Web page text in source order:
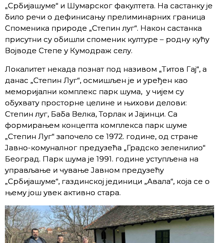
„Србијашуме“ и Шумарског факултета. На састанку је
било речи о дефинисању прелиминарних граница
Споменика природе „Степин луг“. Након састанка
присутни су обишли споменик културе – родну кућу
Војводе Степе у Кумодраж селу.
Локалитет некада познат под називом „Титов Гај“, а
данас „Степин Луг“, осмишљен је и уређен као
меморијални комплекс парк шума, у чијем су
обухвату просторне целине и њихови делови:
Степин луг, Баба Велка, Торлак и Јајинци. Са
формирањем концепта комплекса парк шуме
„Степин Луг“ започело се 1972. године, од стране
Јавно-комуналног предузећа „Градско зеленилио“
Београд. Парк шума је 1991. године уступљена на
управљање и чување Јавном предузећу
„Србијашуме“, газдинској јединици „Авала“, која се о
њему још увек активно стара.